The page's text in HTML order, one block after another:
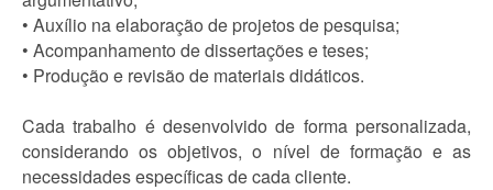
• Auxílio na elaboração de projetos de pesquisa;
• Acompanhamento de dissertações e teses;
• Produção e revisão de materiais didáticos.
Cada trabalho é desenvolvido de forma personalizada,
considerando os objetivos, o nível de formação e as
necessidades específicas de cada cliente.